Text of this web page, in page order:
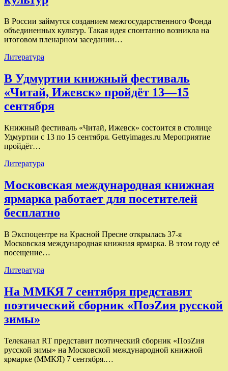
В России займутся созданием межгосударственного Фонда
объединенных культур. Такая идея спонтанно возникла на
итоговом пленарном заседании…
Литература
В Удмуртии книжный фестиваль
«Читай, Ижевск» пройдёт 13—15
сентября
Книжный фестиваль «Читай, Ижевск» состоится в столице
Удмуртии с 13 по 15 сентября. Gettyimages.ru Мероприятие
пройдёт…
Литература
Московская международная книжная
ярмарка работает для посетителей
бесплатно
В Экспоцентре на Красной Пресне открылась 37-я
Московская международная книжная ярмарка. В этом году её
посещение…
Литература
На ММКЯ 7 сентября представят
поэтический сборник «ПоэZия русской
зимы»
Телеканал RT представит поэтический сборник «ПоэZия
русской зимы» на Московской международной книжной
ярмарке (ММКЯ) 7 сентября.…